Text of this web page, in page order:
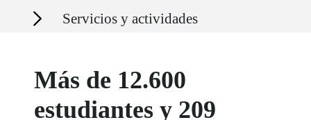
Secciones Servicios y actividades
Más de 12.600
estudiantes y 209